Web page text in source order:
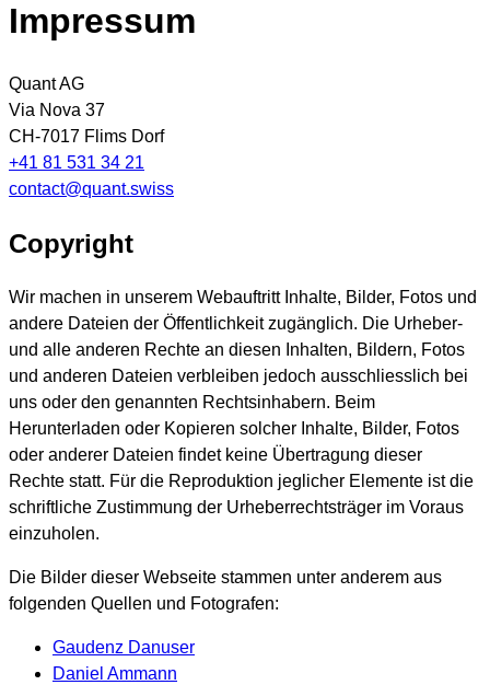
Impressum
Quant AG
Via Nova 37
CH-7017 Flims Dorf
+41 81 531 34 21
contact@quant.swiss
Copyright
Wir machen in unserem Webauftritt Inhalte, Bilder, Fotos und
andere Dateien der Öffentlichkeit zugänglich. Die Urheber-
und alle anderen Rechte an diesen Inhalten, Bildern, Fotos
und anderen Dateien verbleiben jedoch ausschliesslich bei
uns oder den genannten Rechtsinhabern. Beim
Herunterladen oder Kopieren solcher Inhalte, Bilder, Fotos
oder anderer Dateien findet keine Übertragung dieser
Rechte statt. Für die Reproduktion jeglicher Elemente ist die
schriftliche Zustimmung der Urheberrechtsträger im Voraus
einzuholen.
Die Bilder dieser Webseite stammen unter anderem aus
folgenden Quellen und Fotografen:
Gaudenz Danuser
Daniel Ammann